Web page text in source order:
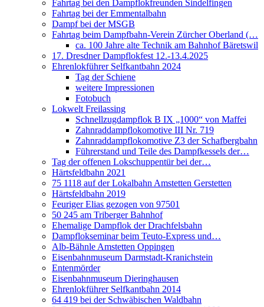
Fahrtag bei den Dampflokfreunden Sindelfingen
Fahrtag bei der Emmentalbahn
Dampf bei der MSGB
Fahrtag beim Dampfbahn-Verein Zürcher Oberland (…
ca. 100 Jahre alte Technik am Bahnhof Bäretswil
17. Dresdner Dampflokfest 12.-13.4.2025
Ehrenlokführer Selfkantbahn 2024
Tag der Schiene
weitere Impressionen
Fotobuch
Lokwelt Freilassing
Schnellzugdampflok B IX „1000“ von Maffei
Zahnraddampflokomotive III Nr. 719
Zahnraddampflokomotive Z3 der Schafbergbahn
Führerstand und Teile des Dampfkessels der…
Tag der offenen Lokschuppentür bei der…
Härtsfeldbahn 2021
75 1118 auf der Lokalbahn Amstetten Gerstetten
Härtsfeldbahn 2019
Feuriger Elias gezogen von 97501
50 245 am Triberger Bahnhof
Ehemalige Dampflok der Drachfelsbahn
Dampflokseminar beim Teuto-Express und…
Alb-Bähnle Amstetten Oppingen
Eisenbahnmuseum Darmstadt-Kranichstein
Entenmörder
Eisenbahnmuseum Dieringhausen
Ehrenlokführer Selfkantbahn 2014
64 419 bei der Schwäbischen Waldbahn